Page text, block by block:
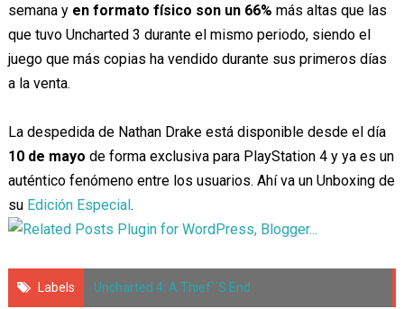
semana y en formato físico son un 66% más altas que las
que tuvo Uncharted 3 durante el mismo periodo, siendo el
juego que más copias ha vendido durante sus primeros días
a la venta.
La despedida de Nathan Drake está disponible desde el día
10 de mayo de forma exclusiva para PlayStation 4 y ya es un
auténtico fenómeno entre los usuarios. Ahí va un Unboxing de
su Edición Especial.
Labels Uncharted 4: A Thief`´s End